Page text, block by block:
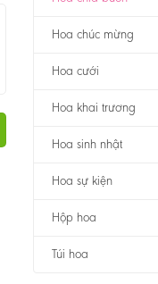
Hoa chúc mừng
Hoa cưới
Hoa khai trương
Hoa sinh nhật
Hoa sự kiện
Hộp hoa
Túi hoa